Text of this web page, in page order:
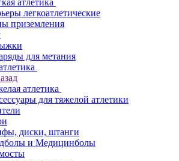
атлетика
легкоатлетические
приземления
для метания
атлетика
для тяжелой атлетики
диски, штанги
и Медицинболы